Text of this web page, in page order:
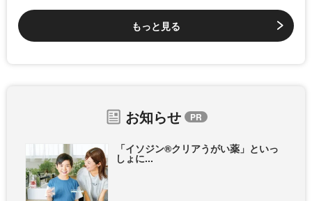
もっと見る
お知らせ
「イソジン®クリアうがい薬」といっ
しょに...